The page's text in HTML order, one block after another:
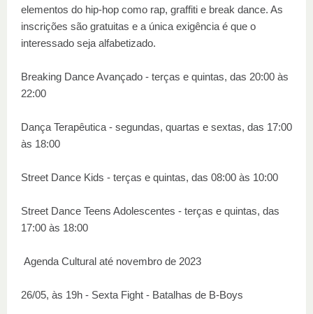
elementos do hip-hop como rap, graffiti e break dance. As
inscrições são gratuitas e a única exigência é que o
interessado seja alfabetizado.
Breaking Dance Avançado - terças e quintas, das 20:00 às
22:00
Dança Terapêutica - segundas, quartas e sextas, das 17:00
às 18:00
Street Dance Kids - terças e quintas, das 08:00 às 10:00
Street Dance Teens Adolescentes - terças e quintas, das
17:00 às 18:00
Agenda Cultural até novembro de 2023
26/05, às 19h - Sexta Fight - Batalhas de B-Boys